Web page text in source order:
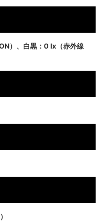
）、白黒：0 lx（赤外線